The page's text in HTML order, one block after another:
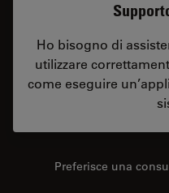
Ho bisogno di
utilizzare
come eseguire
Preferisce una